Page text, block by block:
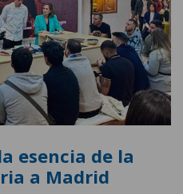
esencia de la
a Madrid